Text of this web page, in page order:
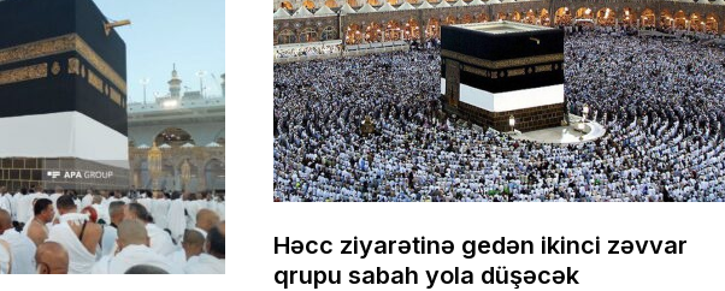
Həcc ziyarətinə gedən ikinci zəvvar
qrupu sabah yola düşəcək